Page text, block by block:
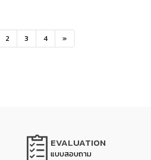
2 3 4 »
EVALUATION
แบบสอบถาม